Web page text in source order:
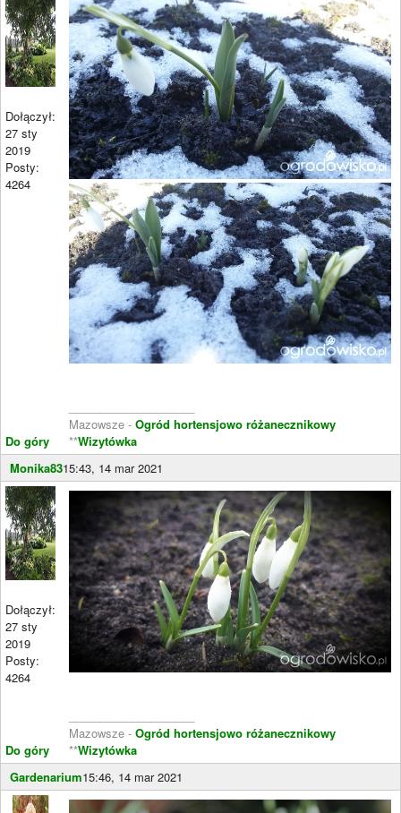
Dołączył:
27 sty
2019
Posty:
4264
Do góry
Mazowsze - Ogród hortensjowo różanecznikowy
**Wizytówka
Monika8315:43, 14 mar 2021
Dołączył:
27 sty
2019
Posty:
4264
Do góry
Mazowsze - Ogród hortensjowo różanecznikowy
**Wizytówka
Gardenarium15:46, 14 mar 2021